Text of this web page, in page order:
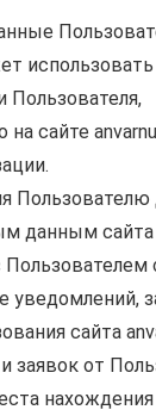
использовать
Пользователя,
сайте
Пользователю
данным сайта
Пользователем
уведомлений,
сайта
заявок от